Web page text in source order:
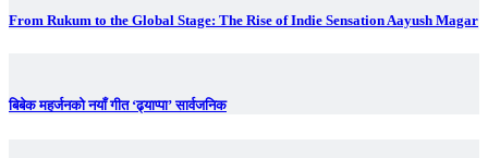
From Rukum to the Global Stage: The Rise of Indie Sensation Aayush Magar
बिबेक महर्जनको नयाँ गीत ‘ढ्याप्पा’ सार्वजनिक